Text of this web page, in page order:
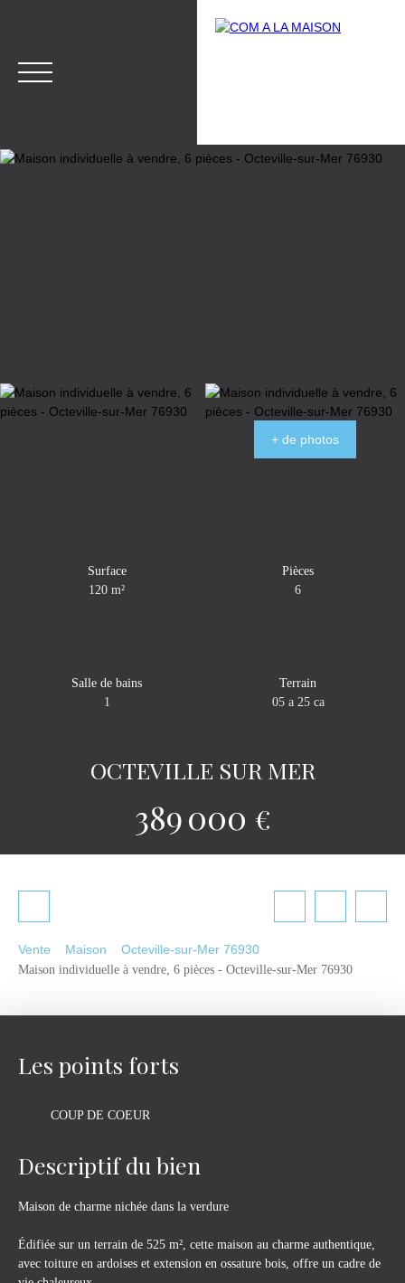
+ de photos
Surface
120m²
Pièces
6
Salle de bains
1
Terrain
05 a 25 ca
OCTEVILLE SUR MER
389 000 €
Vente Maison
Octeville-sur-Mer 76930
Maison individuelle à vendre, 6 pièces - Octeville-sur-Mer 76930
Les points forts
COUP DE COEUR
Descriptif du bien
Maison de charme nichée dans la verdure
Édifiée sur un terrain de 525 m², cette maison au charme authentique,
avec toiture en ardoises et extension en ossature bois, offre un cadre de